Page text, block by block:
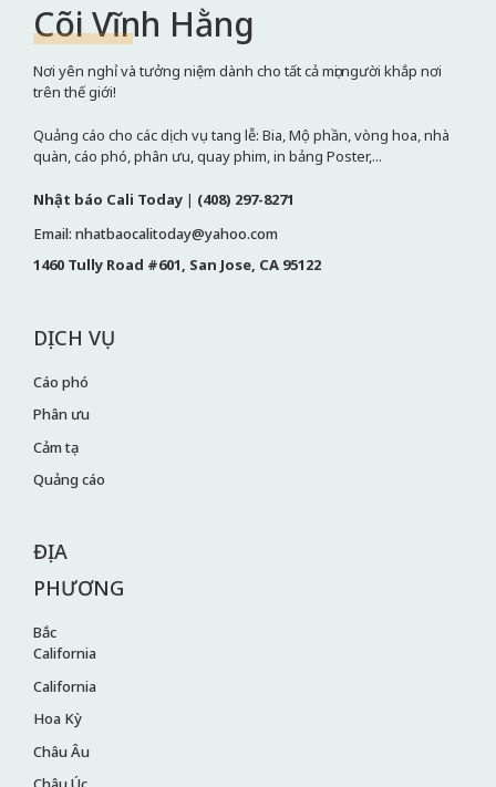
Cõi Vĩnh Hằng
Nơi yên nghỉ và tưởng niệm dành cho tất cả mọi người khắp nơi
trên thế giới!
Quảng cáo cho các dịch vụ tang lễ: Bia, Mộ phần, vòng hoa, nhà
quàn, cáo phó, phân ưu, quay phim, in bảng Poster,...
Nhật báo Cali Today | (408) 297-8271
Email: nhatbaocalitoday@yahoo.com
1460 Tully Road #601, San Jose, CA 95122
DỊCH VỤ
Cáo phó
Phân ưu
Cảm tạ
Quảng cáo
ĐỊA
PHƯƠNG
Bắc
California
California
Hoa Kỳ
Châu Âu